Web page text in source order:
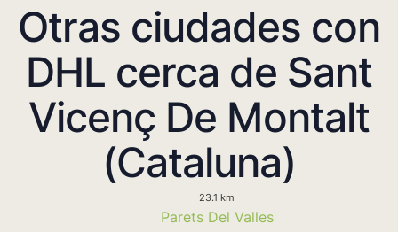
Otras ciudades con
DHL cerca de Sant
Vicenç De Montalt
(Cataluna)
23.1 km
Parets Del Valles